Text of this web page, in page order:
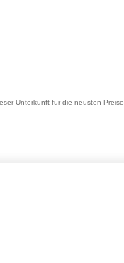
Unterkunft für die neusten Preise.